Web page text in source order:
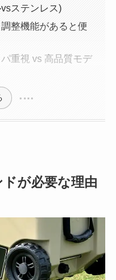
ステンレス)
整機能があると便
重視 vs 高品質モデ
が必要な理由